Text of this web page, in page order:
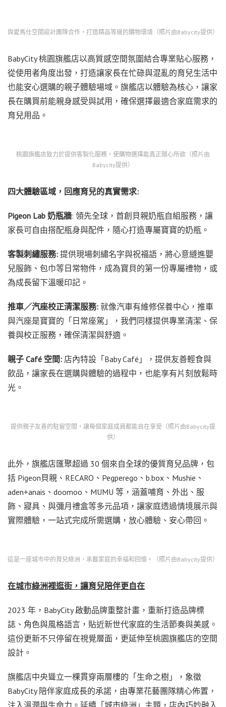
與愛馬仕空間設計團隊合作，打造精品等級的購物環境（照片由Babycity提供）
BabyCity 桃園旗艦店以高質感空間氛圍結合專業貼心服務，
從使用者角度出發，打造讓家長在忙碌與混亂的育兒生活中
也能安心選購的親子體驗場域。旗艦店以體驗為核心，讓家
長在購買前能親身感受與試用，確保選擇最適合家庭需求的
育兒用品。
桃園旗艦店致力於提供客製化服務，使購物選擇能真正隨心所欲（照片由
Babycity提供）
四大體驗區域，回應育兒的真實需求:
Pigeon Lab 奶瓶牆: 領先全球，首創貝親奶瓶自組服務，讓
家長可自由搭配瓶身與配件，隨心打造專屬寶寶的奶瓶。
客製刺繡服務: 提供現場刺繡名字與祝福語，將心意縫進嬰
兒服飾、包巾等日常物件，成為寶貝的第一份專屬禮物，或
為成長留下溫暖印記。
推車／汽座校正清潔服務: 就像汽車有維修保養中心，推車
與汽座是寶寶的「日常座駕」，我們同樣提供專業清潔、保
養與校正服務，確保清潔與舒適。
親子 Café 空間: 店內特設「Baby Café」，提供友善輕食與
飲品，讓家長在選購與體驗的過程中，也能享有片刻放鬆時
光。
提供親子友善的駐留空間，讓每個家庭成員都能自在享受（照片由Babycity提
供）
此外，旗艦店匯聚超過 30 個來自全球的優質育兒品牌，包
括 Pigeon貝親、RECARO、Pegperego、b.box、Mushie、
aden+anais、doomoo、MUMU 等，涵蓋哺育、外出、服
飾、寢具、與彌月禮盒等多元品項，讓家庭透過情境展示與
實際體驗，一站式完成所需選購，放心體驗、安心帶回。
這是一座城市中的育兒綠洲，承載家庭的幸福和回憶。（照片由Babycity提供）
在城市綠洲裡逛街，讓育兒陪伴更自在
2023 年，BabyCity 啟動品牌重整計畫，重新打造品牌標
誌、角色與風格語言，貼近新世代家庭的生活節奏與美感。
這份更新不只停留在視覺層面，更延伸至桃園旗艦店的空間
設計。
旗艦店中央聳立一棵貫穿兩層樓的「生命之樹」，象徵
BabyCity 陪伴家庭成長的承諾，由專業花藝團隊精心佈置，
注入溫潤與生命力。延續「城市綠洲」主題，店內巧妙融入